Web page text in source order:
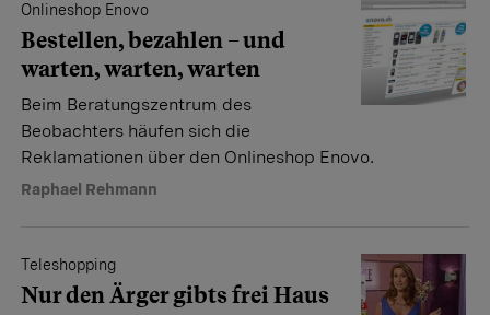
Onlineshop Enovo
Bestellen, bezahlen – und
warten, warten, warten
Beim Beratungszen­trum des
Beobachters häufen sich die
Reklamationen über den Onlineshop Enovo.
Raphael Rehmann
Teleshopping
Nur den Ärger gibts frei Haus